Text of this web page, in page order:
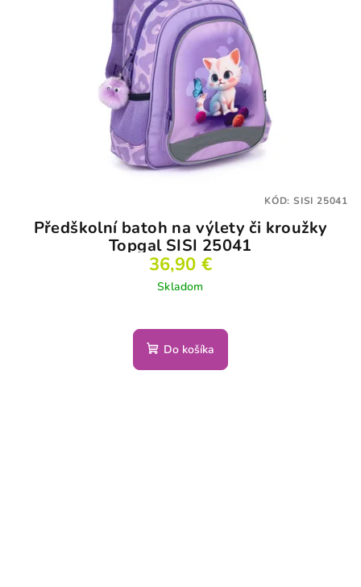
Předškolní batoh na výlety či kroužky
Topgal SISI 25041
36,90 €
Skladom
Do košíka
KÓD: SISI 25041